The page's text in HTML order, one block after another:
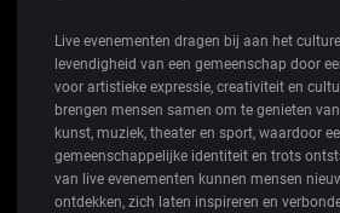
Live evenementen dragen bij aan het
levendigheid van een gemeenschap door
voor artistieke expressie, creativiteit en
brengen mensen samen om te genieten
kunst, muziek, theater en sport, waardoor
gemeenschappelijke identiteit en trots
van live evenementen kunnen mensen
ontdekken, zich laten inspireren en